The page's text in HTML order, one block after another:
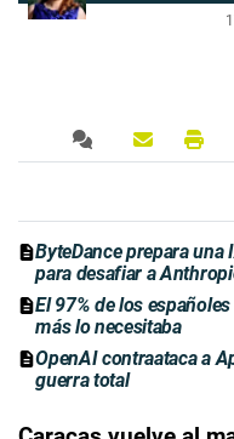
ByteDance prepara
para desafiar a
El 97% de los
más lo necesitaba
OpenAI contraataca a
guerra total